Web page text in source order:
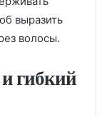
выразить
волосы.
гибкий